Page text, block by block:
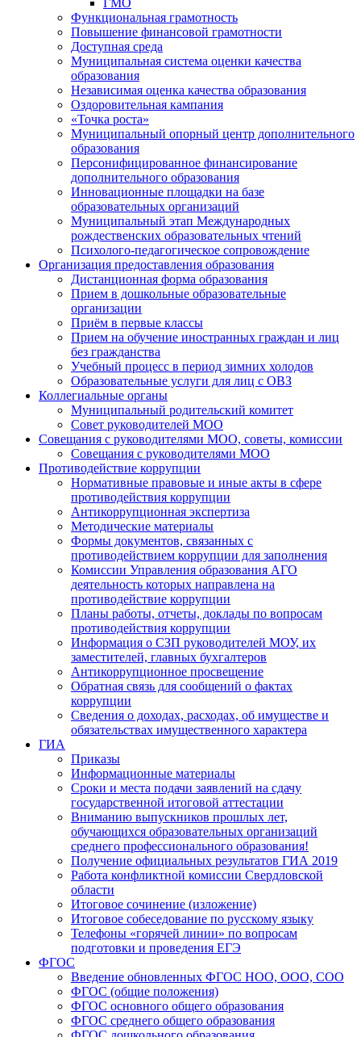
ГМО
Функциональная грамотность
Повышение финансовой грамотности
Доступная среда
Муниципальная система оценки качества
образования
Независимая оценка качества образования
Оздоровительная кампания
«Точка роста»
Муниципальный опорный центр дополнительного
образования
Персонифицированное финансирование
дополнительного образования
Инновационные площадки на базе
образовательных организаций
Муниципальный этап Международных
рождественских образовательных чтений
Психолого-педагогическое сопровождение
Организация предоставления образования
Дистанционная форма образования
Прием в дошкольные образовательные
организации
Приём в первые классы
Прием на обучение иностранных граждан и лиц
без гражданства
Учебный процесс в период зимних холодов
Образовательные услуги для лиц с ОВЗ
Коллегиальные органы
Муниципальный родительский комитет
Совет руководителей МОО
Совещания с руководителями МОО, советы, комиссии
Совещания с руководителями МОО
Противодействие коррупции
Нормативные правовые и иные акты в сфере
противодействия коррупции
Антикоррупционная экспертиза
Методические материалы
Формы документов, связанных с
противодействием коррупции для заполнения
Комиссии Управления образования АГО
деятельность которых направлена на
противодействие коррупции
Планы работы, отчеты, доклады по вопросам
противодействия коррупции
Информация о СЗП руководителей МОУ, их
заместителей, главных бухгалтеров
Антикоррупционное просвещение
Обратная связь для сообщений о фактах
коррупции
Сведения о доходах, расходах, об имуществе и
обязательствах имущественного характера
ГИА
Приказы
Информационные материалы
Сроки и места подачи заявлений на сдачу
государственной итоговой аттестации
Вниманию выпускников прошлых лет,
обучающихся образовательных организаций
среднего профессионального образования!
Получение официальных результатов ГИА 2019
Работа конфликтной комиссии Свердловской
области
Итоговое сочинение (изложение)
Итоговое собеседование по русскому языку
Телефоны «горячей линии» по вопросам
подготовки и проведения ЕГЭ
ФГОС
Введение обновленных ФГОС НОО, ООО, СОО
ФГОС (общие положения)
ФГОС основного общего образования
ФГОС среднего общего образования